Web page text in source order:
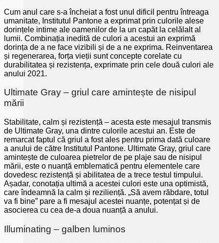
Cum anul care s-a încheiat a fost unul dificil pentru întreaga
umanitate, Institutul Pantone a exprimat prin culorile alese
dorințele intime ale oamenilor de la un capăt la celălalt al
lumii. Combinația inedită de culori a acestui an exprimă
dorința de a ne face vizibili și de a ne exprima. Reinventarea
și regenerarea, forța vieții sunt concepte corelate cu
durabilitatea și rezistența, exprimate prin cele două culori ale
anului 2021.
Ultimate Gray – griul care amintește de nisipul
mării
Stabilitate, calm și rezistență – acesta este mesajul transmis
de Ultimate Gray, una dintre culorile acestui an. Este de
remarcat faptul că griul a fost ales pentru prima dată culoare
a anului de către Institutul Pantone. Ultimate Gray, griul care
amintește de culoarea pietrelor de pe plaje sau de nisipul
mării, este o nuanță emblematică pentru elementele care
dovedesc rezistență și abilitatea de a trece testul timpului.
Așadar, conotația ultimă a acestei culori este una optimistă,
care îndeamnă la calm și reziliență. „Să avem răbdare, totul
va fi bine” pare a fi mesajul acestei nuanțe, potențat și de
asocierea cu cea de-a doua nuanță a anului.
Illuminating – galben luminos